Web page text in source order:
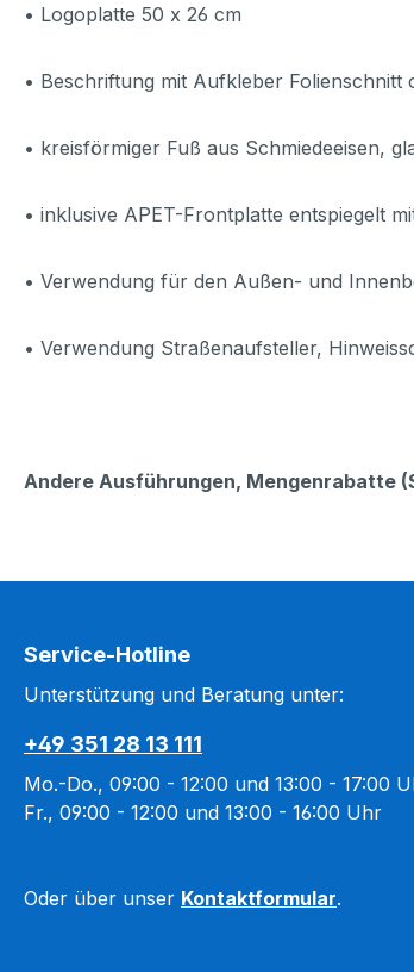
• Logoplatte 50 x 26 cm
• Beschriftung mit Aufkleber
• kreisförmiger Fuß aus Schmiedeeisen,
• inklusive APET-Frontplatte entspiegelt
• Verwendung für den Außen- und
• Verwendung Straßenaufsteller,
Andere Ausführungen, Mengenrabatte
Service-Hotline
Unterstützung und Beratung unter:
+49 351 28 13 111
Mo.-Do., 09:00 - 12:00 und 13:00 - 17:00
Fr., 09:00 - 12:00 und 13:00 - 16:00 Uhr
Oder über unser Kontaktformular.